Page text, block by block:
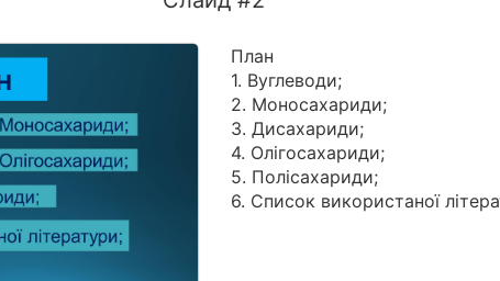
План
1. Вуглеводи;
2. Моносахариди;
3. Дисахариди;
4. Олігосахариди;
5. Полісахариди;
6. Список використаної